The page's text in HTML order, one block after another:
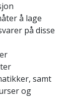
å lage
på disse
samt
og